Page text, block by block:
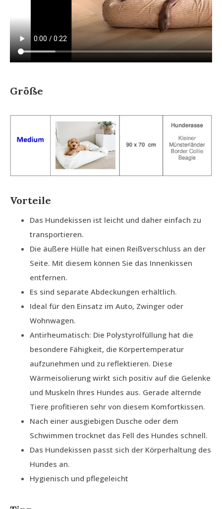
Größe
Vorteile
Das Hundekissen ist leicht und daher einfach zu
transportieren.
Die äußere Hülle hat einen Reißverschluss an der
Seite. Mit diesem können Sie das Innenkissen
entfernen.
Es sind separate Abdeckungen erhältlich.
Ideal für den Einsatz im Auto, Zwinger oder
Wohnwagen.
Antirheumatisch: Die Polystyrolfüllung hat die
besondere Fähigkeit, die Körpertemperatur
aufzunehmen und zu reflektieren. Diese
Wärmeisolierung wirkt sich positiv auf die Gelenke
und Muskeln Ihres Hundes aus. Gerade alternde
Tiere profitieren sehr von diesem Komfortkissen.
Nach einer ausgiebigen Dusche oder dem
Schwimmen trocknet das Fell des Hundes schnell.
Das Hundekissen passt sich der Körperhaltung des
Hundes an.
Hygienisch und pflegeleicht